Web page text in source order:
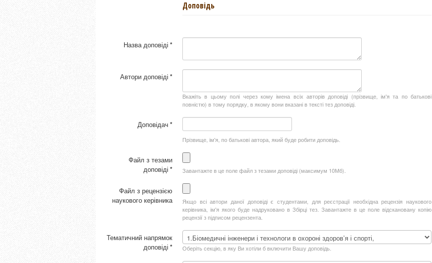
Доповідь
Назва доповіді *
Автори доповіді *
Вкажіть в цьому полі через кому імена всіх авторів доповіді (прізвище, ім'я та по батькові
повністю) в тому порядку, в якому вони вказані в тексті тез доповіді.
Доповідач *
Прізвище, ім'я, по батькові автора, який буде робити доповідь.
Файл з тезами
доповіді * Завантажте в це поле файл з тезами доповіді (максимум 10Мб).
Файл з рецензією
наукового керівника
Якщо всі автори даної доповіді є студентами, для реєстрації необхідна рецензія наукового
керівника, ім'я якого буде надруковано в Збірці тез. Завантажте в це поле відскановану копію
рецензії з підписом рецензента.
Тематичний напрямок
доповіді * Оберіть секцію, в яку Ви хотіли б включити Вашу доповідь.